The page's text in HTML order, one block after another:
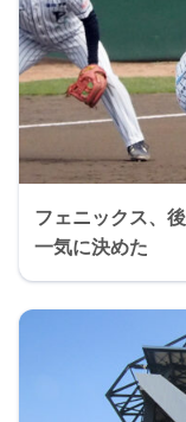
フェニックス、
一気に決めた